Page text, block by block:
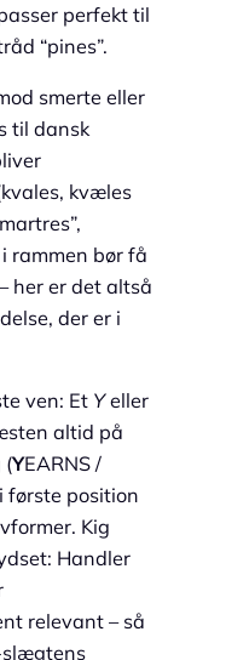
perfekt til
“pines”.
smerte eller
til dansk
kvæles
i rammen bør få
her er det altså
der er i
ven: Et Yeller
altid på
(YEARNS /
første position
Kig
Handler
relevant – så
slægtens